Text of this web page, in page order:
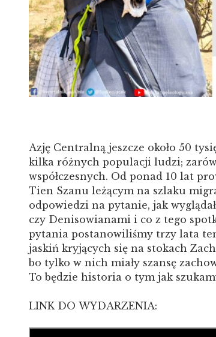
Azję Centralną jeszcze około 50
kilka różnych populacji ludzi;
współczesnych. Od ponad 10 lat
Tien Szanu leżącym na szlaku
odpowiedzi na pytanie, jak
czy Denisowianami i co z tego
pytania postanowiliśmy trzy lata
jaskiń kryjących się na stokach
bo tylko w nich miały szansę
To będzie historia o tym jak
LINK DO WYDARZENIA: